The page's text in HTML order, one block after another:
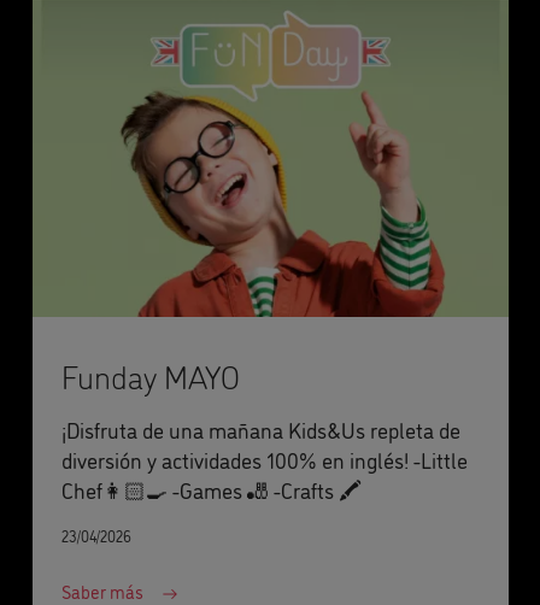
Funday MAYO
¡Disfruta de una mañana Kids&Us repleta de
diversión y actividades 100% en inglés! -Little
Chef👩🏻‍🍳 -Games 🎳 -Crafts 🖍️
23/04/2026
Saber más